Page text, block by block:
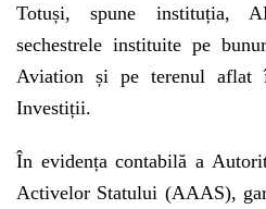
Totuși, spune instituția,
sechestrele instituite pe
Aviation și pe terenul aflat
Investiții.
În evidența contabilă a
Activelor Statului (AAAS),